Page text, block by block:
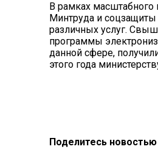
В рамках масштабного
Минтруда и соцзащиты
различных услуг.
программы
данной сфере,
этого года
Поделитесь новостью